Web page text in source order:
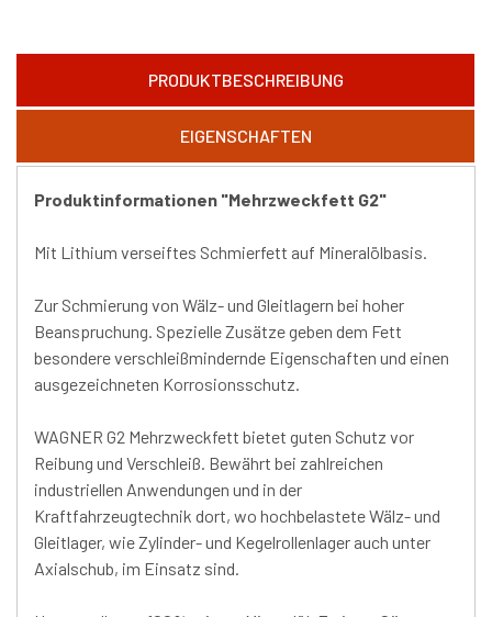
PRODUKTBESCHREIBUNG
EIGENSCHAFTEN
Produktinformationen "Mehrzweckfett G2"
Mit Lithium verseiftes Schmierfett auf Mineralölbasis.
Zur Schmierung von Wälz- und Gleitlagern bei hoher
Beanspruchung. Spezielle Zusätze geben dem Fett
besondere verschleißmindernde Eigenschaften und einen
ausgezeichneten Korrosionsschutz.
WAGNER G2 Mehrzweckfett bietet guten Schutz vor
Reibung und Verschleiß. Bewährt bei zahlreichen
industriellen Anwendungen und in der
Kraftfahrzeugtechnik dort, wo hochbelastete Wälz- und
Gleitlager, wie Zylinder- und Kegelrollenlager auch unter
Axialschub, im Einsatz sind.